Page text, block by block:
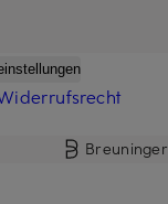
Breuninger